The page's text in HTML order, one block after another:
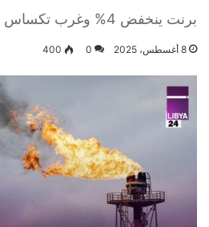
برنت ينخفض 4% وغرب تكساس يخسر 5% خلال أسبوع
8 أغسطس، 2025 0
400